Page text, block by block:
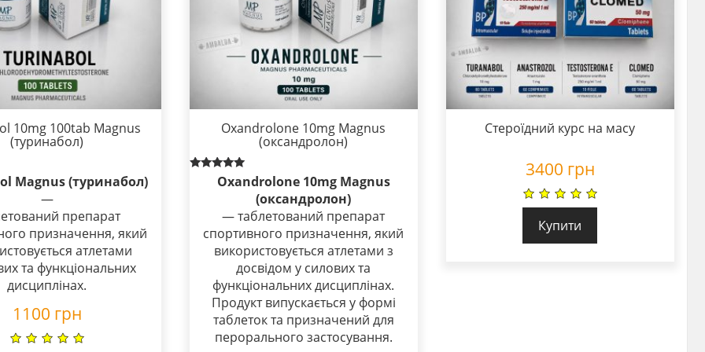
10mg 100tab Magnus
(туринабол)
Magnus (туринабол)
—
препарат
призначення, який
атлетами
та функціональних
дисциплінах.
1100 грн
Oxandrolone 10mg Magnus
(оксандролон)
Rated
5.00
Oxandrolone 10mg Magnus
(оксандролон)
— таблетований препарат
спортивного призначення, який
використовується атлетами з
досвідом у силових та
функціональних дисциплінах.
Продукт випускається у формі
таблеток та призначений для
перорального застосування.
Стероїдний курс на масу
3400 грн
Купити